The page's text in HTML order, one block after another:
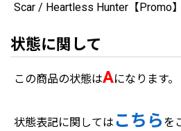
Scar / Heartless Hunter【Promo】
状態に関して
この商品の状態はAになります。
状態表記に関しては こちら を